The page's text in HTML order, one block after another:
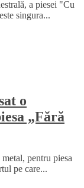
a piesei "Cu
singura...
o
„Fără
pentru piesa
pe care...